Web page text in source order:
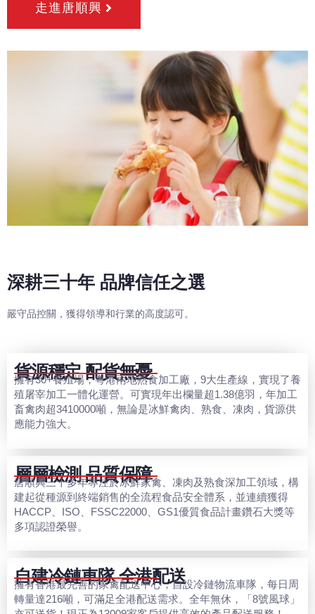
走進唐順興
深耕三十年 品牌信任之選
嚴守品控關，獲得領導和行業的高度認可。
貨源穩定 配貨無憂
擁有30+養殖場，粵港兩地熟食加工廠，9大生產線，實現了養
殖屠宰加工一體化運營。可實現年出欄量超1.38億羽，年加工
畜禽肉超3410000噸，無論是冰鮮禽肉、熟食、凍肉，貨源供
應能力強大。
層層檢測 品質保障
唐順興三十多年專注於冰鮮家禽、凍肉及熟食深加工領域，構
建起從種源到終端銷售的全流程食品安全體系，並連續獲得
HACCP、ISO、FSSC22000、GS1優質食品計畫鑽石大獎等
多項認證榮譽。
自建冷鏈車隊 全港配送
擁有香港最完善的家禽配送中心，自設冷鏈物流車隊，每日周
轉量達216噸，可滿足全港配送需求。全年無休，「8號風球」